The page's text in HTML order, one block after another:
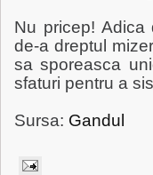
Nu pricep!
de-a dreptul
sa sporeasca
sfaturi pentru a
Sursa: Gandul